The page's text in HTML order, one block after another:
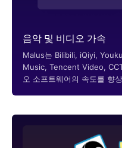
음악 및 비디오 가속
Malus는 Bilibili, iQiyi,
Music, Tencent Video,
오 소프트웨어의 속도를 향